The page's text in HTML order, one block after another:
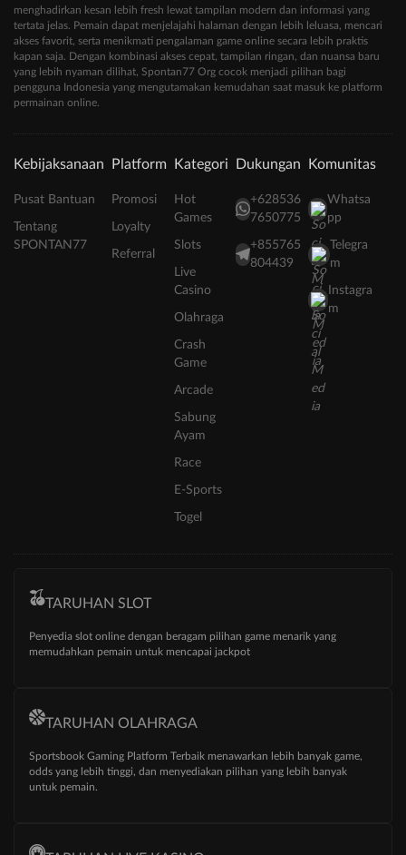
menghadirkan kesan lebih fresh lewat tampilan modern dan informasi yang
tertata jelas. Pemain dapat menjelajahi halaman dengan lebih leluasa, mencari
akses favorit, serta menikmati pengalaman game online secara lebih praktis
kapan saja. Dengan kombinasi akses cepat, tampilan ringan, dan nuansa baru
yang lebih nyaman dilihat, Spontan77 Org cocok menjadi pilihan bagi
pengguna Indonesia yang mengutamakan kemudahan saat masuk ke platform
permainan online.
Kebijaksanaan
Pusat Bantuan
Tentang
SPONTAN77
Platform
Promosi
Loyalty
Referral
Kategori
Hot
Games
Slots
Live
Casino
Olahraga
Crash
Game
Arcade
Sabung
Ayam
Race
E-Sports
Togel
Dukungan
+628536
7650775
+855765
804439
Komunitas
Whatsa
pp
Telegra
m
Instagra
m
TARUHAN SLOT
Penyedia slot online dengan beragam pilihan game menarik yang
memudahkan pemain untuk mencapai jackpot
TARUHAN OLAHRAGA
Sportsbook Gaming Platform Terbaik menawarkan lebih banyak game,
odds yang lebih tinggi, dan menyediakan pilihan yang lebih banyak
untuk pemain.